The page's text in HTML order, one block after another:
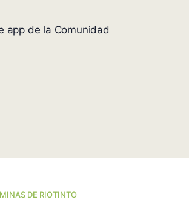
app de la Comunidad
DE RIOTINTO